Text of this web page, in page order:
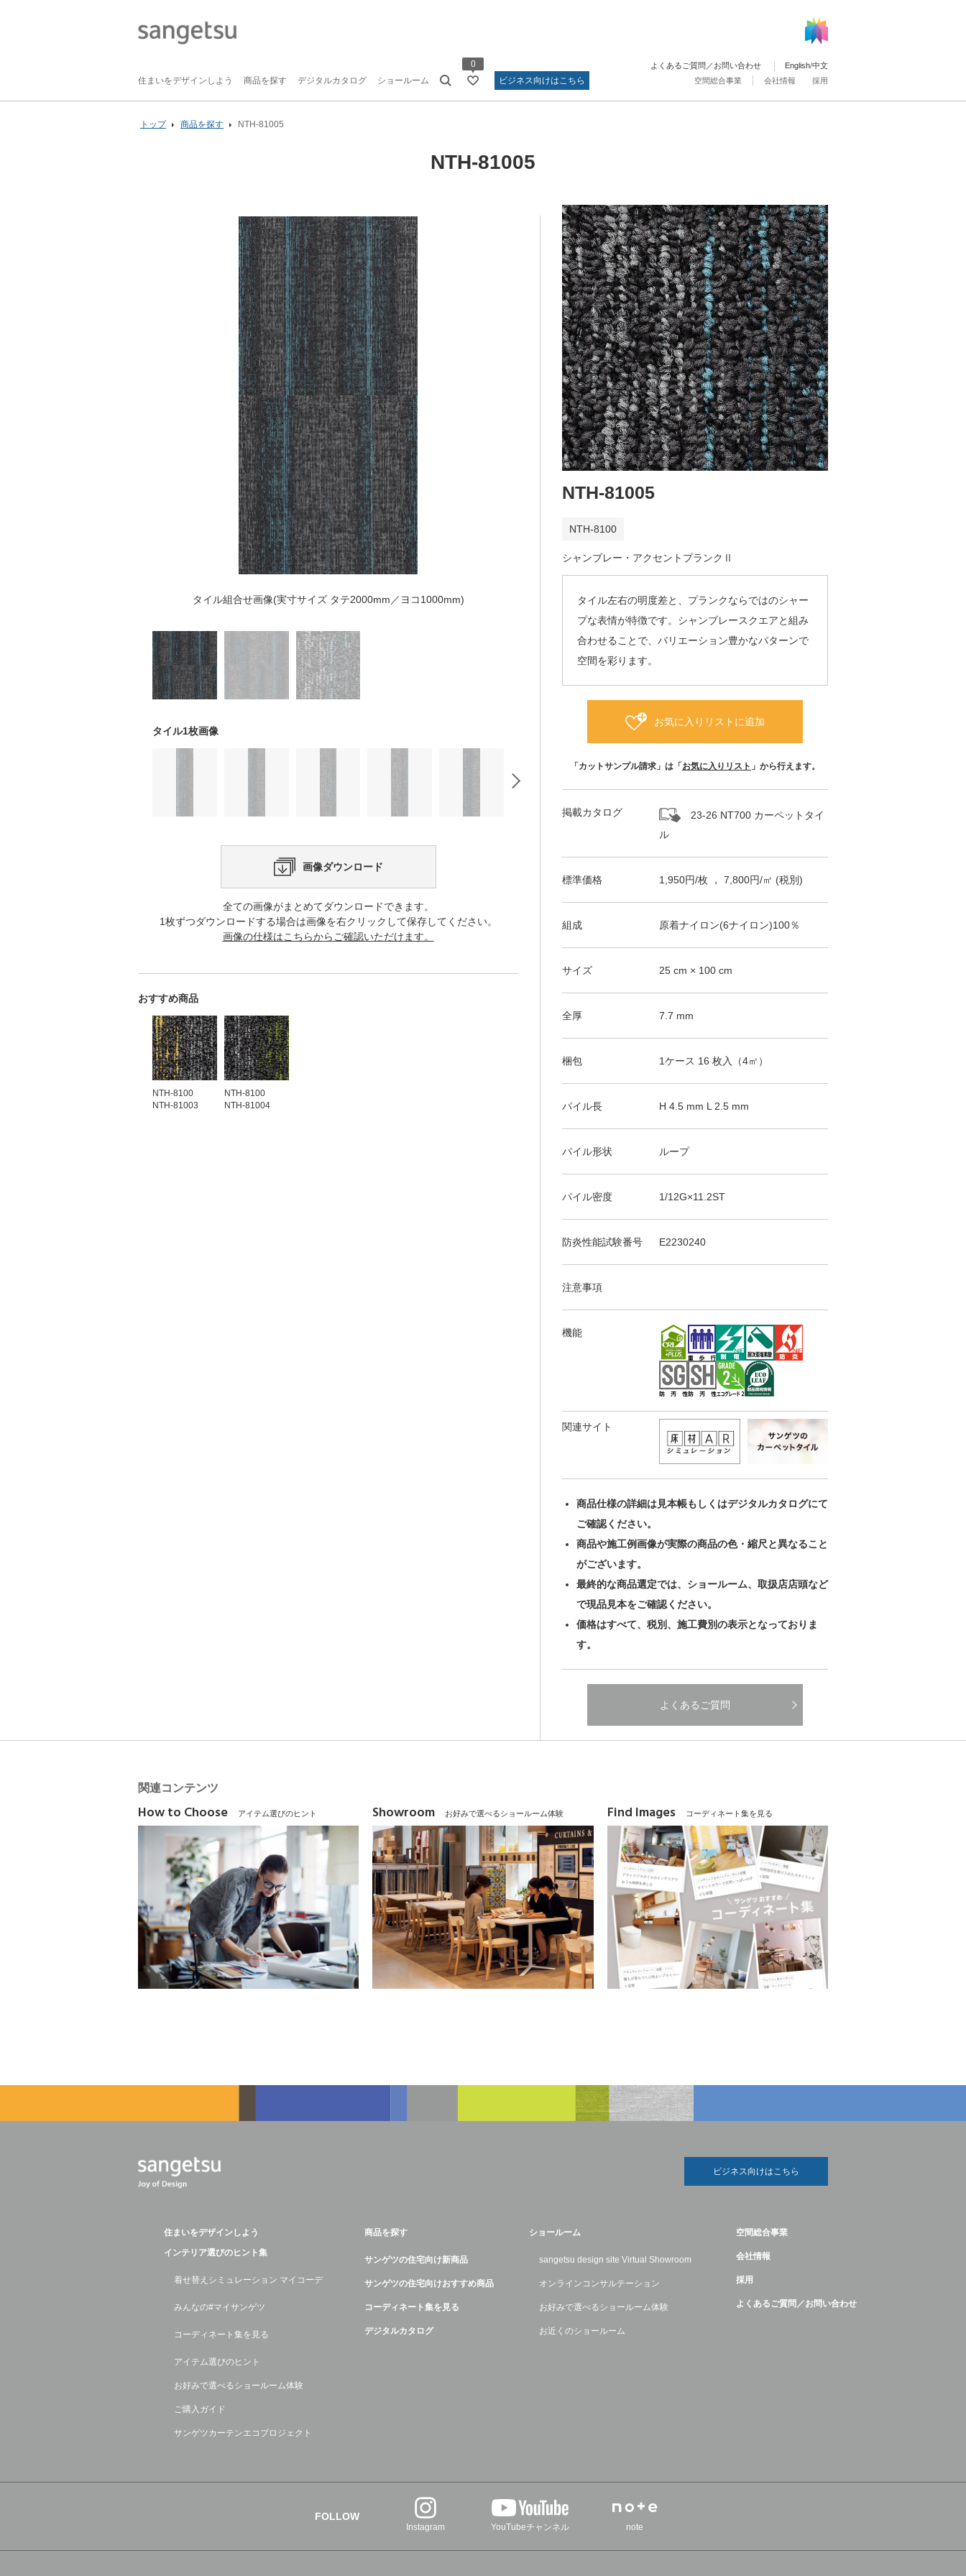
住まいをデザインしよう 商品を探す デジタルカタログ ショールーム
0
ビジネス向けはこちら
空間総合事業 会社情報 採用
よくあるご質問／お問い合わせ English/中文
トップ 商品を探す NTH-81005
NTH-81005
タイル組合せ画像(実寸サイズ タテ2000mm／ヨコ1000mm)
タイル1枚画像
画像ダウンロード
全ての画像がまとめてダウンロードできます。
1枚ずつダウンロードする場合は画像を右クリックして保存してください。
画像の仕様はこちらからご確認いただけます。
おすすめ商品
NTH-8100
NTH-81003
NTH-8100
NTH-81004
NTH-81005
NTH-8100
シャンブレー・アクセントプランクⅡ
タイル左右の明度差と、プランクならではのシャー
プな表情が特徴です。シャンブレースクエアと組み
合わせることで、バリエーション豊かなパターンで
空間を彩ります。
お気に入りリストに追加
「カットサンプル請求」は「 お気に入りリスト 」から行えます。
掲載カタログ
23-26 NT700 カーペットタイ
ル
標準価格 1,950円/枚 ， 7,800円/㎡ (税別)
組成 原着ナイロン(6ナイロン)100％
サイズ 25 cm × 100 cm
全厚 7.7 mm
梱包 1ケース 16 枚入（4㎡）
パイル長 H 4.5 mm L 2.5 mm
パイル形状 ループ
パイル密度 1/12G×11.2ST
防炎性能試験番号 E2230240
注意事項
機能
関連サイト
商品仕様の詳細は見本帳もしくはデジタルカタログにて
ご確認ください。
商品や施工例画像が実際の商品の色・縮尺と異なること
がございます。
最終的な商品選定では、ショールーム、取扱店店頭など
で現品見本をご確認ください。
価格はすべて、税別、施工費別の表示となっておりま
す。
よくあるご質問
関連コンテンツ
How to Choose アイテム選びのヒント Showroom お好みで選べるショールーム体験 Find Images コーディネート集を見る
ビジネス向けはこちら
住まいをデザインしよう
インテリア選びのヒント集
着せ替えシミュレーション マイコーデ
みんなの#マイサンゲツ
コーディネート集を見る
アイテム選びのヒント
お好みで選べるショールーム体験
ご購入ガイド
サンゲツカーテンエコプロジェクト
商品を探す
サンゲツの住宅向け新商品
サンゲツの住宅向けおすすめ商品
コーディネート集を見る
デジタルカタログ
ショールーム
sangetsu design site Virtual Showroom
オンラインコンサルテーション
お好みで選べるショールーム体験
お近くのショールーム
空間総合事業
会社情報
採用
よくあるご質問／お問い合わせ
FOLLOW
Instagram YouTubeチャンネル note